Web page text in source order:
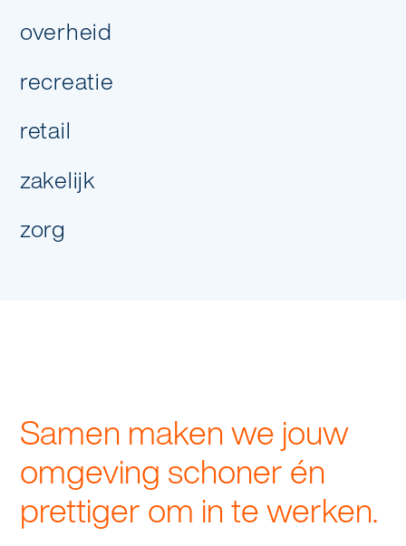
volgende stap
overheid
recreatie
retail
zakelijk
zorg
Samen maken we jouw
omgeving schoner én
prettiger om in te werken.